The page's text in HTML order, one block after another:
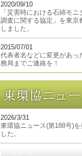
2020/09/10
「災害時における石綿モニ
調査に関する協定」を東京
しました。
2015/07/01
代表者名などに変更があっ
務局までご連絡を！
2026/3/31
東環協ニュース(第188号)を
した。